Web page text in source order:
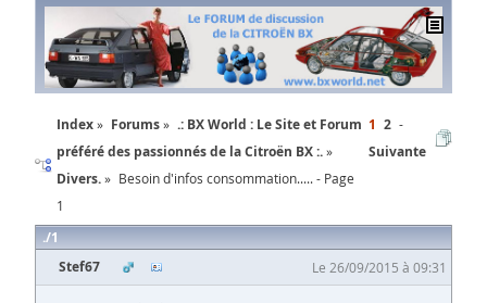
Index Forums
.: BX World : Le Site et Forum
préféré des passionnés de la Citroën BX :.
Divers.
Besoin d'infos consommation..... - Page
1
1 2
Suivante
1
Stef67
Le 26/09/2015 à 09:31